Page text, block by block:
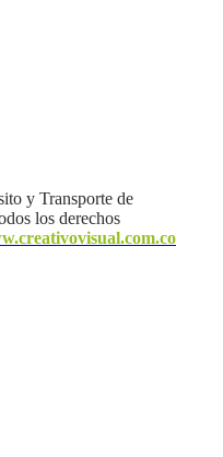
y Transporte de
los derechos